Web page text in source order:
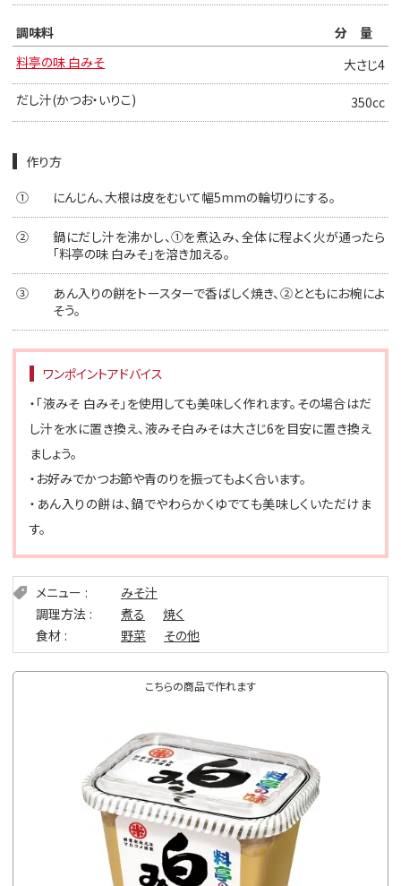
調味料
分量
料亭の味 白みそ
大さじ4
だし汁(かつお・いりこ)
350cc
作り方
①
にんじん、大根は皮をむいて幅5mmの輪切りにする。
②
鍋にだし汁を沸かし、①を煮込み、全体に程よく火が通ったら
「料亭の味 白みそ」を溶き加える。
③
あん入りの餅をトースターで香ばしく焼き、②とともにお椀によ
そう。
ワンポイントアドバイス
・「液みそ 白みそ」を使用しても美味しく作れます。その場合はだ
し汁を水に置き換え、液みそ白みそは大さじ6を目安に置き換え
ましょう。
・お好みでかつお節や青のりを振ってもよく合います。
・あん入りの餅は、鍋でやわらかくゆでても美味しくいただけま
す。
メニュー
みそ汁
調理方法
煮る
焼く
食材
野菜 その他
こちらの商品で作れます